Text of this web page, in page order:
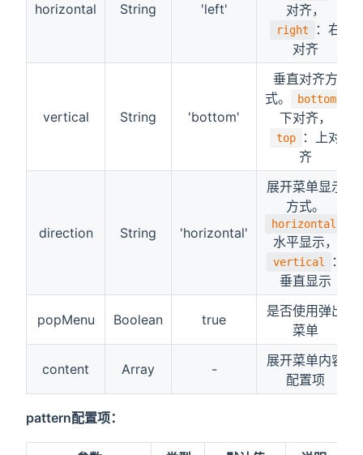
horizontal String 'left'
对齐，
right
：右
对齐
vertical String 'bottom'
垂直对齐方
式。
bottom
下对齐，
top
：上对
齐
direction String 'horizontal'
展开菜单显示
方式。
horizontal
水平显示，
vertical
：
垂直显示
popMenu Boolean true
是否使用弹出
菜单
content Array -
展开菜单内容
配置项
pattern配置项：